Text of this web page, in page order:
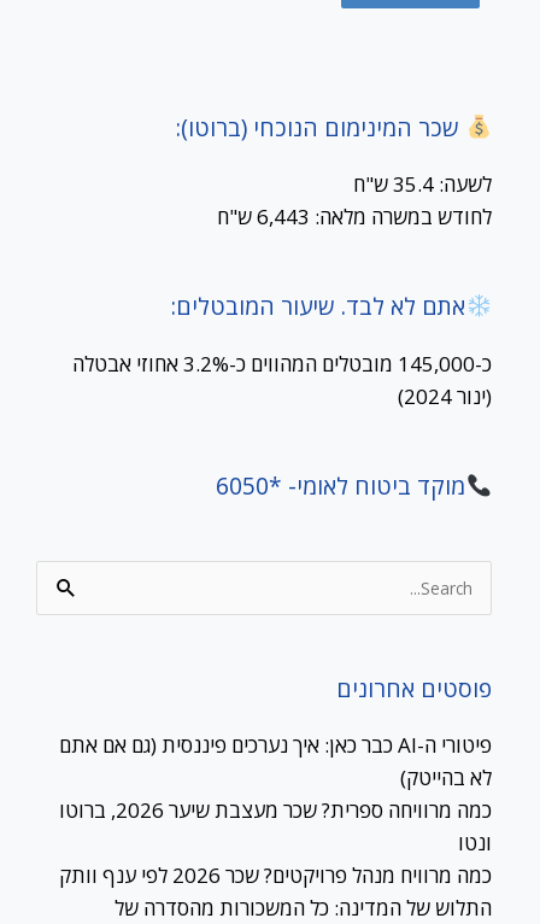
שכר המינימום הנוכחי (ברוטו):
לשעה: 35.4 ש"ח
לחודש במשרה מלאה: 6,443 ש"ח
אתם לא לבד. שיעור המובטלים:
כ-145,000 מובטלים המהווים כ-3.2% אחוזי אבטלה
(ינור 2024)
מוקד ביטוח לאומי- *6050
Search
for:
פוסטים אחרונים
פיטורי ה-AI כבר כאן: איך נערכים פיננסית (גם אם אתם
לא בהייטק)
כמה מרוויחה ספרית? שכר מעצבת שיער 2026, ברוטו
ונטו
כמה מרוויח מנהל פרויקטים? שכר 2026 לפי ענף וותק
התלוש של המדינה: כל המשכורות מהסדרה של